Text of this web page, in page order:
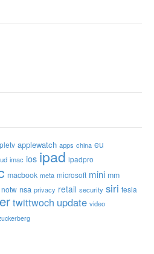
applewatch apps china eu
imac ios ipad ipadpro
macbook meta microsoft mini mm
notw nsa privacy retail security siri tesla
twittwoch update video